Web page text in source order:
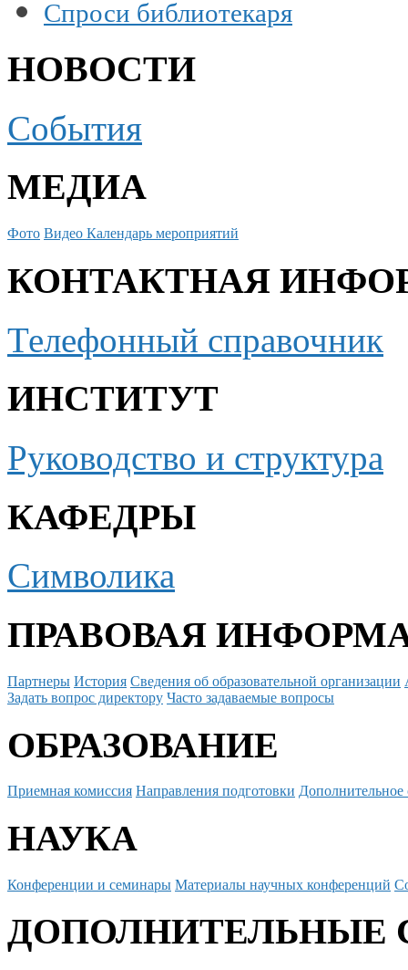
Спроси библиотекаря
НОВОСТИ
События
МЕДИА
Фото Видео Календарь мероприятий
КОНТАКТНАЯ
Телефонный справочник
ИНСТИТУТ
Руководство и структура
КАФЕДРЫ
Символика
ПРАВОВАЯ
Партнеры История Сведения об образовательной организации
Задать вопрос директору Часто задаваемые вопросы
ОБРАЗОВАНИЕ
Приемная комиссия Направления подготовки Дополнительное
НАУКА
Конференции и семинары Материалы научных конференций
ДОПОЛНИТЕЛЬНЫЕ